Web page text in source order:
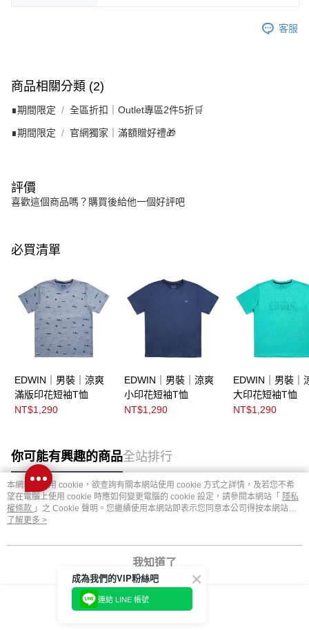
客服
商品相關分類 (2)
∎期間限定 全區折扣｜Outlet專區2件5折🛒
∎期間限定 官網獨家｜滿額贈好禮🎁
評價
喜歡這個商品嗎？購買後給他一個好評吧
必買清單
EDWIN｜男裝｜涼爽
滿版印花短袖T恤
NT$1,290
EDWIN｜男裝｜涼爽
小印花短袖T恤
NT$1,290
EDWIN｜男裝｜
大印花短袖T恤
NT$1,290
你可能有興趣的商品全站排行
熱門標籤
本網站中使用 cookie，欲查詢有關本網站使用 cookie 方式之詳情，及若您不希
望在電腦上使用 cookie 時應如何變更電腦的 cookie 設定，請參閱本網站「 隱私
權條款 」之 Cookie 聲明。您繼續使用本網站即表示您同意本公司得按本網站使
用條款之 Cookie 聲明使用 cookie。
了解更多 >
我知道了
成為我們的VIP粉絲吧
連結 LINE 帳號